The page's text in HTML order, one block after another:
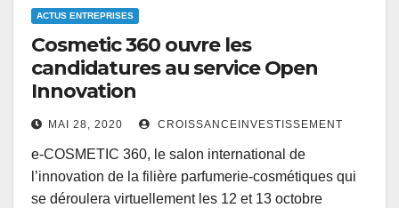
ACTUS ENTREPRISES
Cosmetic 360 ouvre les
candidatures au service Open
Innovation
MAI 28, 2020 CROISSANCEINVESTISSEMENT
e-COSMETIC 360, le salon international de
l’innovation de la filière parfumerie-cosmétiques qui
se déroulera virtuellement les 12 et 13 octobre